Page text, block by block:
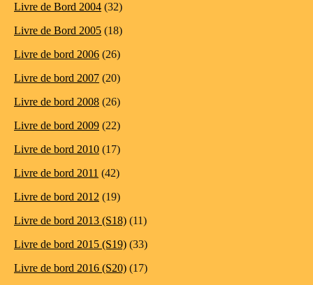
Livre de Bord 2004 (32)
Livre de Bord 2005 (18)
Livre de bord 2006 (26)
Livre de bord 2007 (20)
Livre de bord 2008 (26)
Livre de bord 2009 (22)
Livre de bord 2010 (17)
Livre de bord 2011 (42)
Livre de bord 2012 (19)
Livre de bord 2013 (S18) (11)
Livre de bord 2015 (S19) (33)
Livre de bord 2016 (S20) (17)